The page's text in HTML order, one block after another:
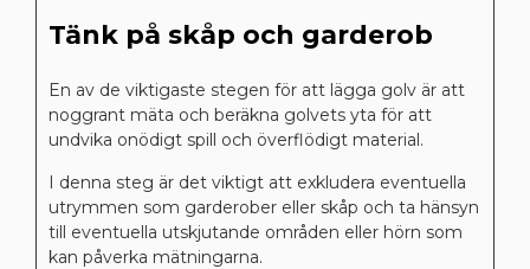
Tänk på skåp och garderob
En av de viktigaste stegen för att lägga golv är att
noggrant mäta och beräkna golvets yta för att
undvika onödigt spill och överflödigt material.
I denna steg är det viktigt att exkludera eventuella
utrymmen som garderober eller skåp och ta hänsyn
till eventuella utskjutande områden eller hörn som
kan påverka mätningarna.